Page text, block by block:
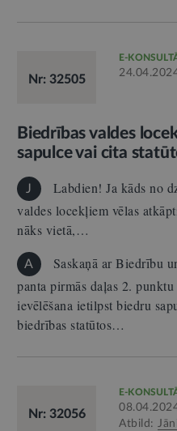
Nr: 32505
E-
Biedrības valdes
sapulce vai cita
J
Labdien! Ja kāds no
valdes locekļiem vēlas
nāks vietā,…
A
Saskaņā ar Biedrību
panta pirmās daļas 2.
ievēlēšana ietilpst biedru
biedrības statūtos…
Nr: 32056
E-
Atbild: